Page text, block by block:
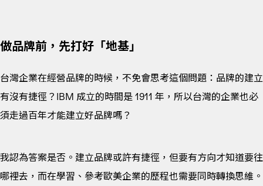
做品牌前，先打好「地基」
台灣企業在經營品牌的時候，不免會思考這個問題：品牌的建立
有沒有捷徑？IBM 成立的時間是 1911 年，所以台灣的企業也必
須走過百年才能建立好品牌嗎？
我認為答案是否。建立品牌或許有捷徑，但要有方向才知道要往
哪裡去，而在學習、參考歐美企業的歷程也需要同時轉換思維。